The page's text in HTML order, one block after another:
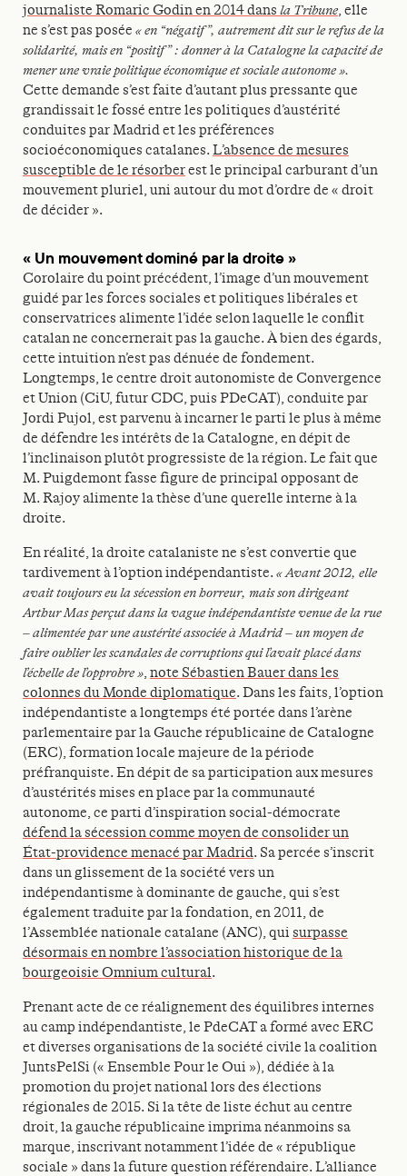
journaliste Romaric Godin en 2014 dans la Tribune, elle
ne s’est pas posée « en “négatif”, autrement dit sur le refus de la
solidarité, mais en “positif” : donner à la Catalogne la capacité de
mener une vraie politique économique et sociale autonome ».
Cette demande s’est faite d’autant plus pressante que
grandissait le fossé entre les politiques d’austérité
conduites par Madrid et les préférences
socioéconomiques catalanes. L’absence de mesures
susceptible de le résorberest le principal carburant d’un
mouvement pluriel, uni autour du mot d’ordre de « droit
de décider ».
« Un mouvement dominé par la droite »
Corolaire du point précédent, l’image d’un mouvement
guidé par les forces sociales et politiques libérales et
conservatrices alimente l’idée selon laquelle le conflit
catalan ne concernerait pas la gauche. À bien des égards,
cette intuition n’est pas dénuée de fondement.
Longtemps, le centre droit autonomiste de Convergence
et Union (CiU, futur CDC, puis PDeCAT), conduite par
Jordi Pujol, est parvenu à incarner le parti le plus à même
de défendre les intérêts de la Catalogne, en dépit de
l’inclinaison plutôt progressiste de la région. Le fait que
M. Puigdemont fasse figure de principal opposant de
M. Rajoy alimente la thèse d’une querelle interne à la
droite.
En réalité, la droite catalaniste ne s’est convertie que
tardivement à l’option indépendantiste. « Avant 2012, elle
avait toujours eu la sécession en horreur, mais son dirigeant
Arthur Mas perçut dans la vague indépendantiste venue de la rue
– alimentée par une austérité associée à Madrid – un moyen de
faire oublier les scandales de corruptions qui l’avait placé dans
l’échelle de l’opprobre », note Sébastien Bauer dans les
colonnes du Monde diplomatique. Dans les faits, l’option
indépendantiste a longtemps été portée dans l’arène
parlementaire par la Gauche républicaine de Catalogne
(ERC), formation locale majeure de la période
préfranquiste. En dépit de sa participation aux mesures
d’austérités mises en place par la communauté
autonome, ce parti d’inspiration social-démocrate
défend la sécession comme moyen de consolider un
État-providence menacé par Madrid. Sa percée s’inscrit
dans un glissement de la société vers un
indépendantisme à dominante de gauche, qui s’est
également traduite par la fondation, en 2011, de
l’Assemblée nationale catalane (ANC), qui surpasse
désormais en nombre l’association historique de la
bourgeoisie Omnium cultural.
Prenant acte de ce réalignement des équilibres internes
au camp indépendantiste, le PdeCAT a formé avec ERC
et diverses organisations de la société civile la coalition
JuntsPelSi (« Ensemble Pour le Oui »), dédiée à la
promotion du projet national lors des élections
régionales de 2015. Si la tête de liste échut au centre
droit, la gauche républicaine imprima néanmoins sa
marque, inscrivant notamment l’idée de « république
sociale » dans la future question référendaire. L’alliance